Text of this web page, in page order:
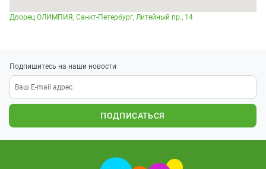
Дворец ОЛИМПИЯ, Санкт-Петербург, Литейный пр., 14
Подпишитесь на наши новости
ПОДПИСАТЬСЯ